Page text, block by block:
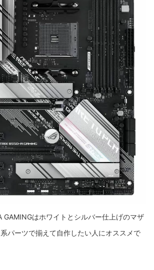
GAMINGはホワイトとシルバー仕上げのマザ
パーツで揃えて自作したい人にオススメで